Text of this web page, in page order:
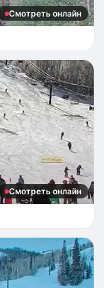
Смотреть онлайн
Смотреть онлайн